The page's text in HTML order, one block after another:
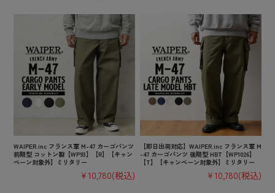
WAIPER.inc フランス軍 M-47 カーゴパンツ
前期型 コットン製【WP93】【R】【キャン
ペーン対象外】ミリタリー
¥10,780(税込)
【即日出荷対応】WAIPER.inc フランス軍 M
-47 カーゴパンツ 後期型 HBT【WP1026】
【T】【キャンペーン対象外】ミリタリー
¥10,780(税込)